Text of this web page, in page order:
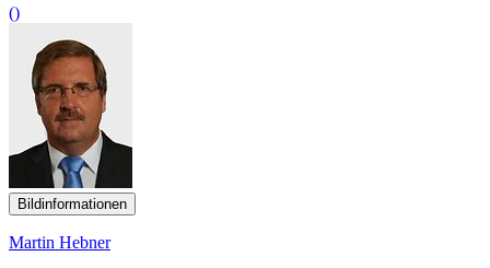
()
Bildinformationen
Martin Hebner